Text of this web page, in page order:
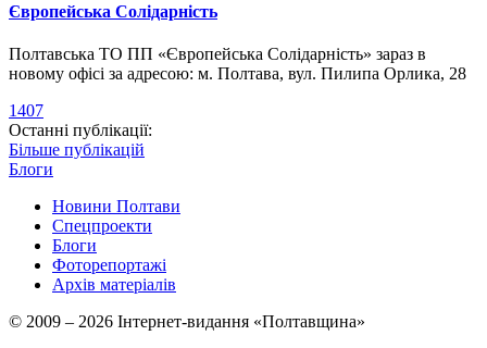
Європейська Солідарність
Полтавська ТО ПП «Європейська Солідарність» зараз в
новому офісі за адресою: м. Полтава, вул. Пилипа Орлика, 28
1407
Останні публікації:
Більше публікацій
Блоги
Новини Полтави
Спецпроекти
Блоги
Фоторепортажі
Архів матеріалів
© 2009 – 2026 Інтернет-видання «Полтавщина»